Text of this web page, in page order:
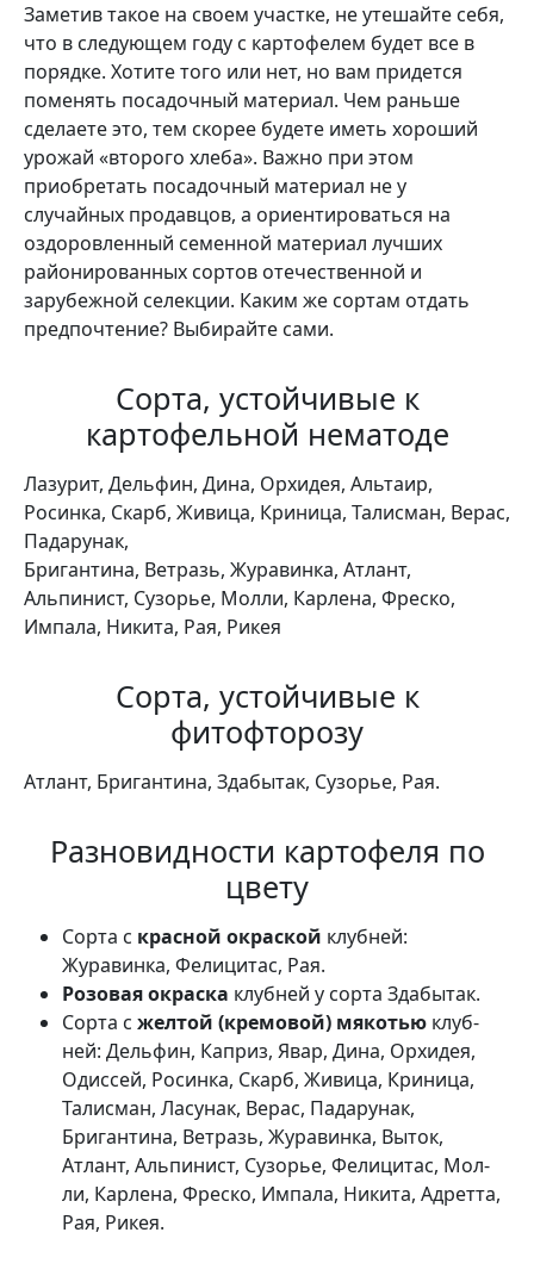
Заметив такое на своем участке, не утешайте себя,
что в следующем году с картофелем будет все в
порядке. Хотите того или нет, но вам придется
поменять поса­дочный материал. Чем раньше
сделаете это, тем ско­рее будете иметь хороший
урожай «второго хлеба». Важно при этом
приобретать посадочный материал не у
случайных продавцов, а ориентироваться на
оздоров­ленный семенной материал лучших
районированных сортов отечественной и
зарубежной селекции. Каким же сортам отдать
предпочтение? Выбирайте сами.
Сорта, устойчивые к
картофельной нематоде
Лазурит, Дельфин, Дина, Орхидея, Альтаир,
Росинка, Скарб, Живица, Криница, Талисман, Верас,
Падарунак,
Бригантина, Ветразь, Журавинка, Атлант,
Альпинист, Сузорье, Молли, Карлена, Фреско,
Импала, Никита, Рая, Рикея
Сорта, устойчивые к
фитофторозу
Атлант, Бри­гантина, Здабытак, Сузорье, Рая.
Разновидности картофеля по
цвету
Сорта с красной окраской клубней:
Журавинка, Фелицитас, Рая.
Розовая окраска клубней у сорта Здабытак.
Сорта с желтой (кремовой) мякотью клуб­
ней: Дельфин, Каприз, Явар, Дина, Орхидея,
Одиссей, Росинка, Скарб, Живица, Криница,
Талисман, Ласунак, Верас, Падарунак,
Бригантина, Ветразь, Журавинка, Выток,
Атлант, Альпинист, Сузорье, Фелицитас, Мол­
ли, Карлена, Фреско, Импала, Никита, Адретта,
Рая, Ри­кея.